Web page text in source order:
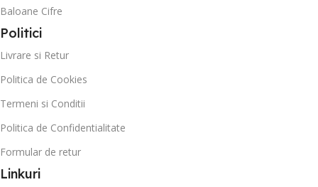
Baloane Cifre
Politici
Livrare si Retur
Politica de Cookies
Termeni si Conditii
Politica de Confidentialitate
Formular de retur
Linkuri